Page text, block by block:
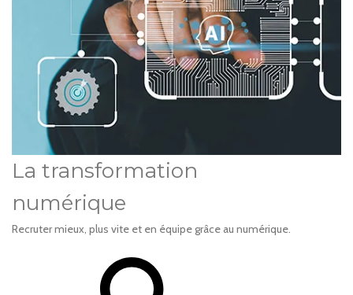
La transformation
numérique
Recruter mieux, plus vite et en équipe grâce au numérique.